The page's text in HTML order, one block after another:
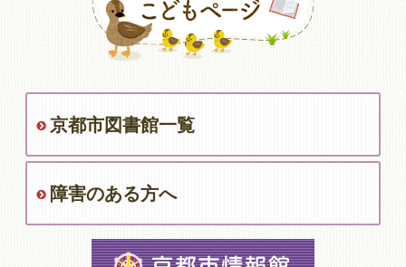
京都市図書館一覧
障害のある方へ